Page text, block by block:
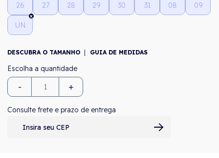
26 27 28 29 30 31 08 09
UN
DESCUBRA O TAMANHO GUIA DE MEDIDAS
- +
Consulte frete e prazo de entrega